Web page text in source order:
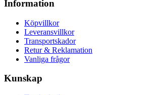
Information
Köpvillkor
Leveransvillkor
Transportskador
Retur & Reklamation
Vanliga frågor
Kunskap